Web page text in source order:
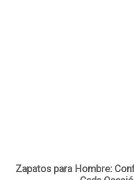
Zapatos para Hombre: